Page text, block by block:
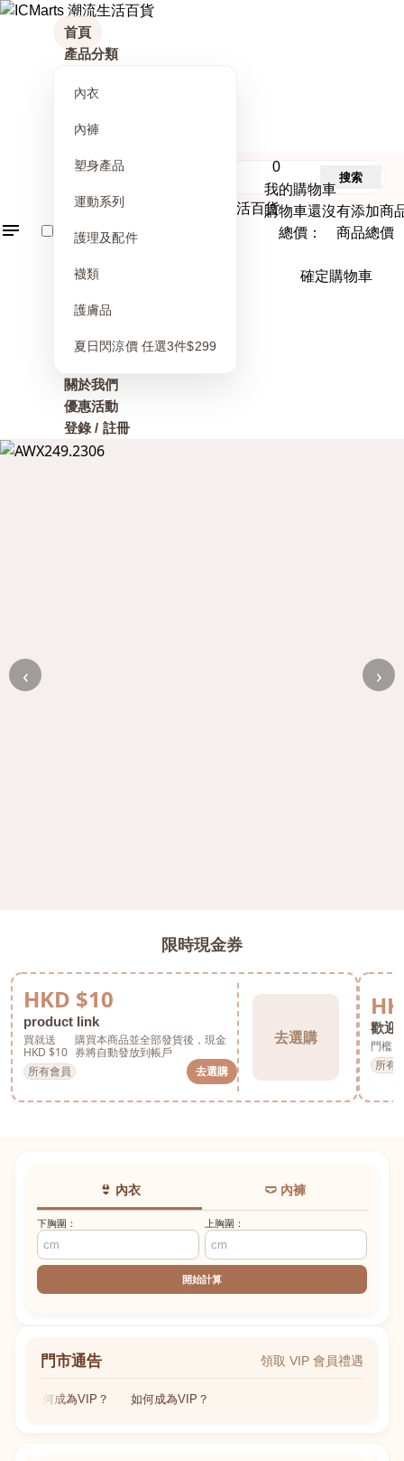
首頁
產品分類
內衣
內褲
塑身產品
運動系列
護理及配件
襪類
護膚品
夏日閃涼價 任選3件$299
關於我們
優惠活動
登錄 / 註冊
0
我的購物車
購物車還沒有添加商
總價： 商品總價
確定購物車
搜索
‹ ›
限時現金券
HKD $10
product link
買就送
HKD $10
購買本商品並全部發貨後，現金
券將自動發放到帳戶
所有會員
去選購
去選購
歡迎
門檻
所有
👙 內衣 🩲 內褲
下胸圍： 上胸圍：
開始計算
門市通告 領取 VIP 會員禮遇
如何成為VIP？ 如何成為VIP？